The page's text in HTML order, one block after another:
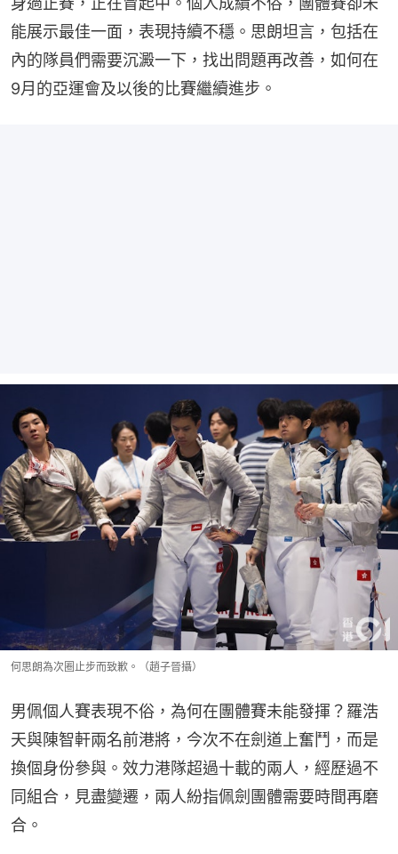
能展示最佳一面，表現持續不穩。思朗坦言，包括在
內的隊員們需要沉澱一下，找出問題再改善，如何在
9月的亞運會及以後的比賽繼續進步。
何思朗為次圈止步而致歉。（趙子晉攝）
男佩個人賽表現不俗，為何在團體賽未能發揮？羅浩
天與陳智軒兩名前港將，今次不在劍道上奮鬥，而是
換個身份參與。效力港隊超過十載的兩人，經歷過不
同組合，見盡變遷，兩人紛指佩劍團體需要時間再磨
合。